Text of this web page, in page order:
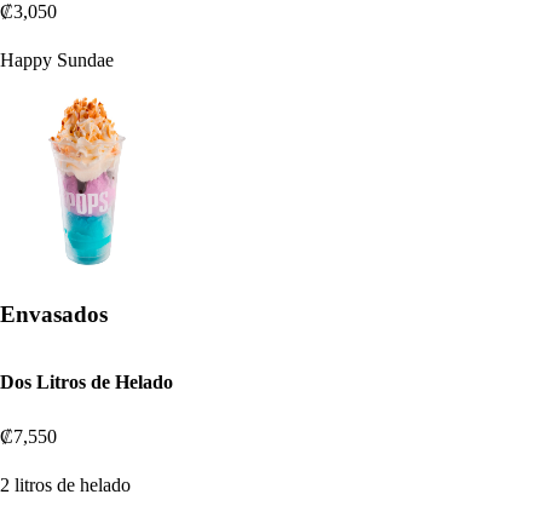
₡3,050
Happy Sundae
Envasados
Dos Litros de Helado
₡7,550
2 litros de helado